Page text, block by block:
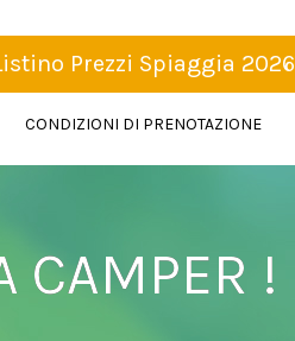
Prezzi Spiaggia 2026
CONDIZIONI DI PRENOTAZIONE
CAMPER !